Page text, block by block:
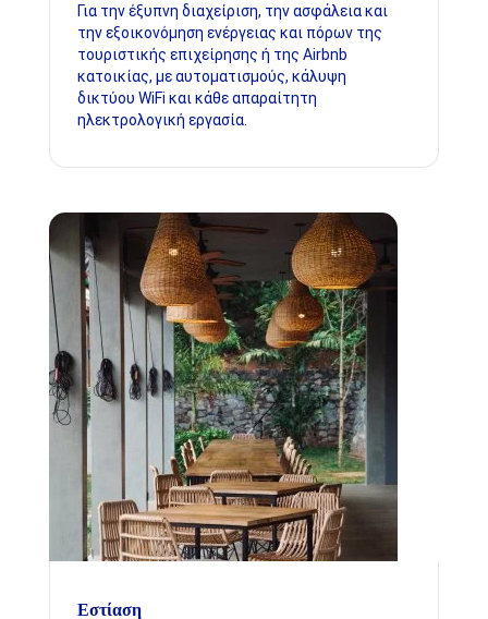
Για την έξυπνη διαχείριση, την ασφάλεια και
την εξοικονόμηση ενέργειας και πόρων της
τουριστικής επιχείρησης ή της Airbnb
κατοικίας, με αυτοματισμούς, κάλυψη
δικτύου WiFi και κάθε απαραίτητη
ηλεκτρολογική εργασία.
Εστίαση